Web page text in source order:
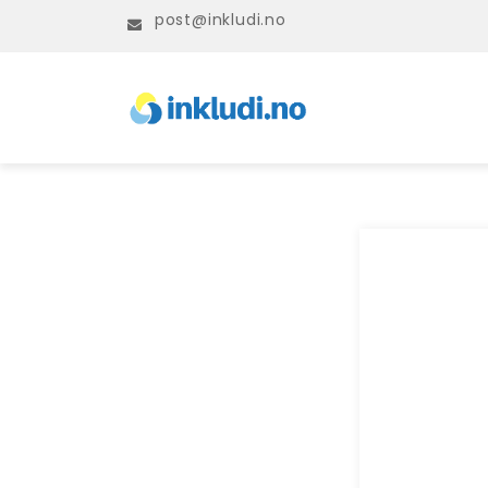
post@inkludi.no